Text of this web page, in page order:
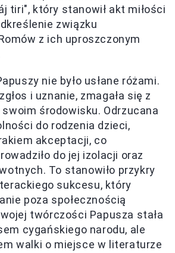
tiri", który stanowił akt miłości
związku
z ich uproszczonym
nie było usłane różami.
i uznanie, zmagała się z
środowisku. Odrzucana
do rodzenia dzieci,
akceptacji, co
do jej izolacji oraz
To stanowiło przykry
sukcesu, który
poza społecznością
twórczości Papusza stała
cygańskiego narodu, ale
walki o miejsce w literaturze